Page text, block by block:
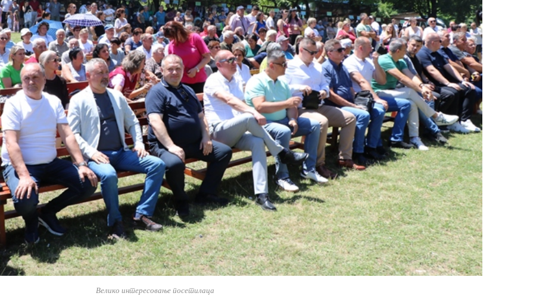
Велико интересовање посетилаца